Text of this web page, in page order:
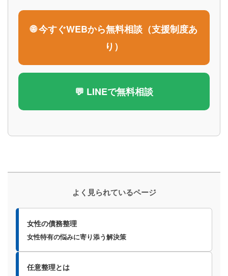
🌐 今すぐWEBから無料相談（支援制度あ
り）
💬 LINEで無料相談
よく見られているページ
女性の債務整理
女性特有の悩みに寄り添う解決策
任意整理とは